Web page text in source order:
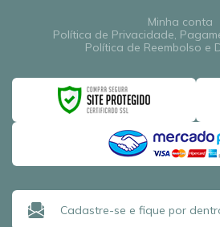
Minha conta
Política de Privacidade,
Política de Reembolso e